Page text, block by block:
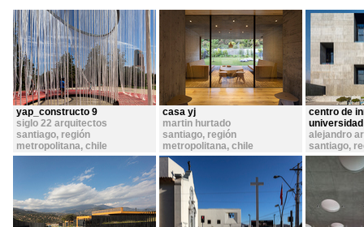
yap_constructo 9
siglo 22 arquitectos
santiago, región
metropolitana, chile
casa yj
martin hurtado
santiago, región
metropolitana, chile
centro de
alejandro
santiago,